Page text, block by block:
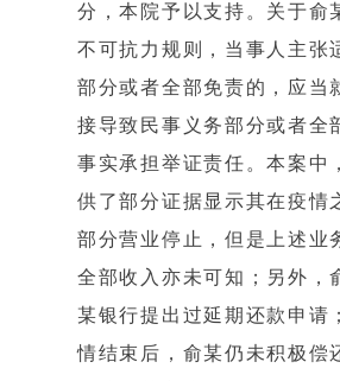
分，本院予以支持。关于俞
不可抗力规则，当事人主张
部分或者全部免责的，应当
接导致民事义务部分或者全
事实承担举证责任。本案中
供了部分证据显示其在疫情
部分营业停止，但是上述业
全部收入亦未可知；另外，
某银行提出过延期还款申请
情结束后，俞某仍未积极偿